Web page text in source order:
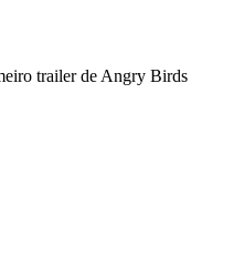
trailer de Angry Birds